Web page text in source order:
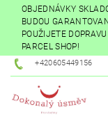
OBJEDNÁVKY
BUDOU
POUŽIJETE
PARCEL SHOP!
+420605449156